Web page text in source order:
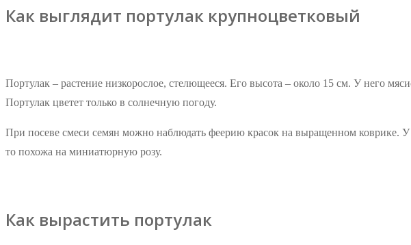
Как выглядит портулак крупноцветковый
Портулак – растение низкорослое, стелющееся. Его высота – около 15 см. У него
Портулак цветет только в солнечную погоду.
При посеве смеси семян можно наблюдать феерию красок на выращенном
то похожа на миниатюрную розу.
Как вырастить портулак